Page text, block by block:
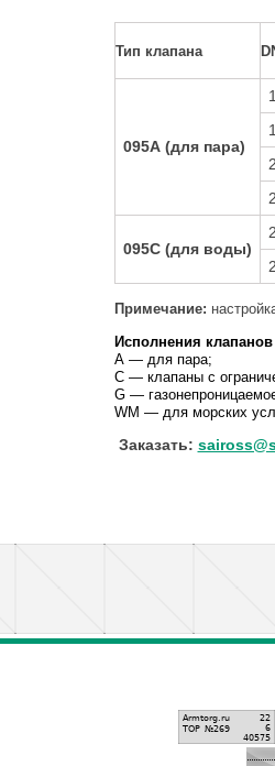
Тип клапана
095А (для пара)
095С (для воды)
Примечание:
Исполнения клапанов
А — для пара;
С — клапаны с
G —
WM — для морских
Заказать: